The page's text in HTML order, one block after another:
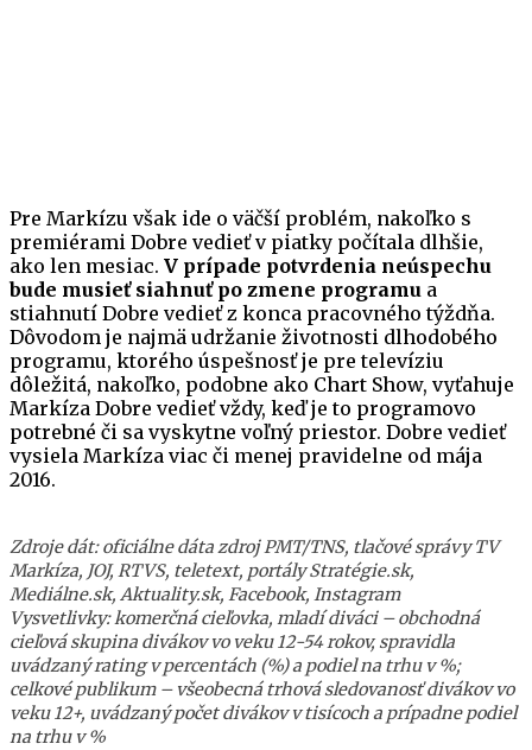
Pre Markízu však ide o väčší problém, nakoľko s
premiérami Dobre vedieť v piatky počítala dlhšie,
ako len mesiac. V prípade potvrdenia neúspechu
bude musieť siahnuť po zmene programu a
stiahnutí Dobre vedieť z konca pracovného týždňa.
Dôvodom je najmä udržanie životnosti dlhodobého
programu, ktorého úspešnosť je pre televíziu
dôležitá, nakoľko, podobne ako Chart Show, vyťahuje
Markíza Dobre vedieť vždy, keď je to programovo
potrebné či sa vyskytne voľný priestor. Dobre vedieť
vysiela Markíza viac či menej pravidelne od mája
2016.
Zdroje dát: oficiálne dáta zdroj PMT/TNS, tlačové správy TV
Markíza, JOJ, RTVS, teletext, portály Stratégie.sk,
Mediálne.sk, Aktuality.sk, Facebook, Instagram
Vysvetlivky: komerčná cieľovka, mladí diváci – obchodná
cieľová skupina divákov vo veku 12-54 rokov, spravidla
uvádzaný rating v percentách (%) a podiel na trhu v %;
celkové publikum – všeobecná trhová sledovanosť divákov vo
veku 12+, uvádzaný počet divákov v tisícoch a prípadne podiel
na trhu v %